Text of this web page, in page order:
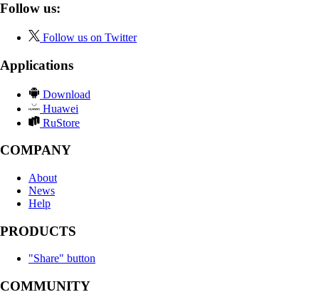
Follow us:
Follow us on Twitter
Applications
Download
Huawei
RuStore
COMPANY
About
News
Help
PRODUCTS
"Share" button
COMMUNITY